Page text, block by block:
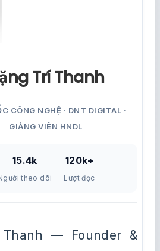
Trí Thanh
CÔNG NGHỆ · DNT DIGITAL ·
GIẢNG VIÊN HNDL
15.4k
theo dõi
120k+
Lượt đọc
— Founder &